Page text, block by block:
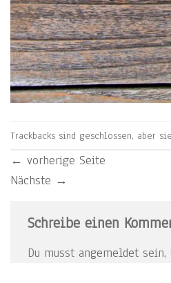
Trackbacks sind geschlossen, aber
← vorherige Seite
Nächste →
Schreibe einen
Du musst angemeldet sein,